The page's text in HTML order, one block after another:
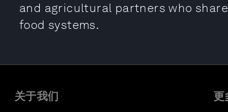
and agricultural partners who
food systems.
关于我们 更